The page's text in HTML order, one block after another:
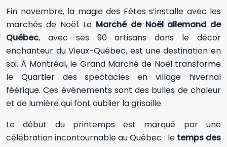
Fin novembre, la magie des Fêtes s’installe avec les
marchés de Noël. Le Marché de Noël allemand de
Québec, avec ses 90 artisans dans le décor
enchanteur du Vieux-Québec, est une destination en
soi. À Montréal, le Grand Marché de Noël transforme
le Quartier des spectacles en village hivernal
féérique. Ces événements sont des bulles de chaleur
et de lumière qui font oublier la grisaille.
Le début du printemps est marqué par une
célébration incontournable au Québec : le temps des